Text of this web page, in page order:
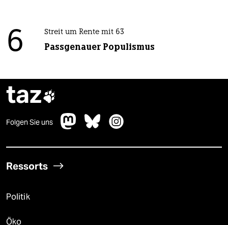
6 Streit um Rente mit 63
Passgenauer Populismus
taz
Folgen Sie uns
Ressorts
Politik
Öko